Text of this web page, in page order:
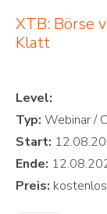
XTB: Börse
Klatt
Level:
Typ:
Start:
Ende:
Preis: